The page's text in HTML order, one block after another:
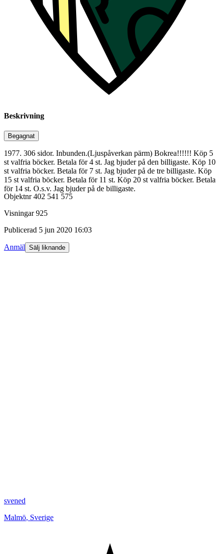
Beskrivning
Begagnat
1977. 306 sidor. Inbunden.(Ljuspåverkan pärm) Bokrea!!!!!! Köp 5
st valfria böcker. Betala för 4 st. Jag bjuder på den billigaste. Köp 10
st valfria böcker. Betala för 7 st. Jag bjuder på de tre billigaste. Köp
15 st valfria böcker. Betala för 11 st. Köp 20 st valfria böcker. Betala
för 14 st. O.s.v. Jag bjuder på de billigaste.
Objektnr 402 541 575
Visningar 925
Publicerad 5 jun 2020 16:03
Anmäl Sälj liknande
svened
Malmö, Sverige